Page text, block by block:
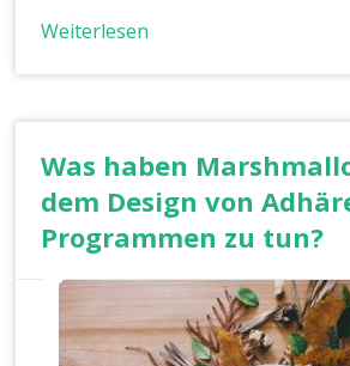
Weiterlesen
Was haben
dem Design von
Programmen zu tun?